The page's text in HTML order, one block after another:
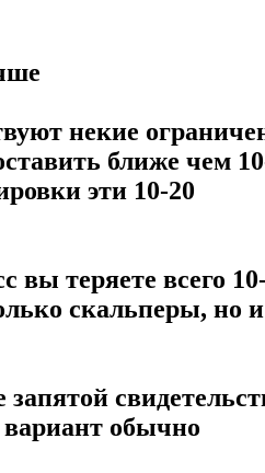
некие
ближе чем
эти 10-20
вы теряете всего
скальперы, но
обычно